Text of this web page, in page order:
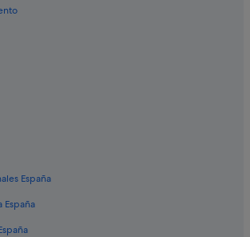
España
España